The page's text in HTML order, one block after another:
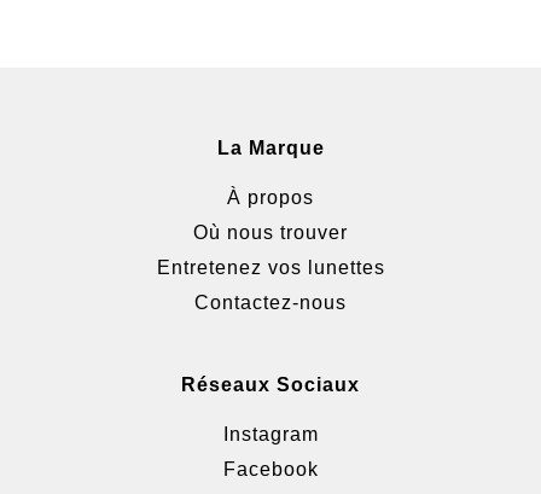
La Marque
À propos
Où nous trouver
Entretenez vos lunettes
Contactez-nous
Réseaux Sociaux
Instagram
Facebook